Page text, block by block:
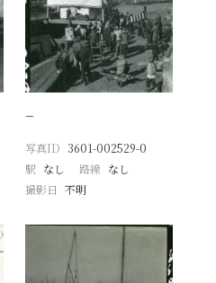
−
写真ID 3601-002529-0
駅 なし 路線 なし
撮影日 不明